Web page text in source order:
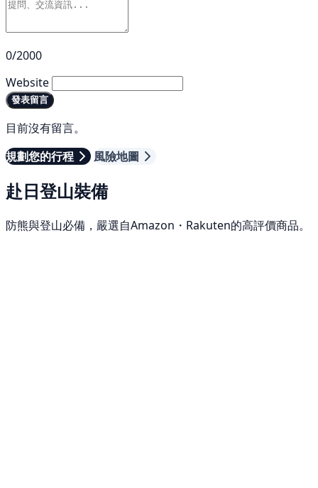
0/2000
Website
發表留言
目前沒有留言。
規劃您的行程
風險地圖
赴日登山裝備
防熊與登山必備，嚴選自Amazon・Rakuten的高評價商品。